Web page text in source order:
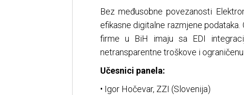
Bez međusobne povezanosti
efikasne digitalne razmjene
firme u BiH imaju sa EDI
netransparentne troškove i
Učesnici panela:
• Igor Hočevar, ZZI (Slovenija)